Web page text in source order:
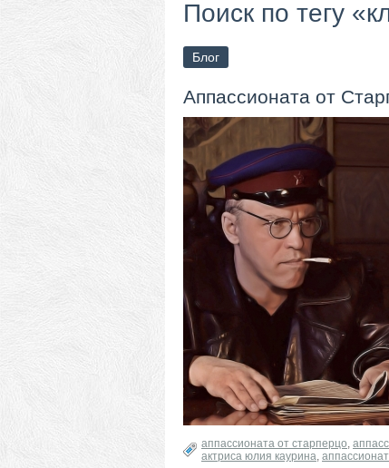
Поиск по тегу
Блог
Аппассионата от
аппассионата от старперцо,
актриса юлия каурина,